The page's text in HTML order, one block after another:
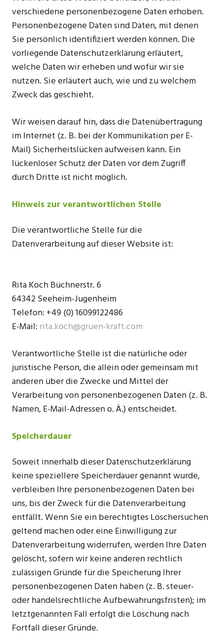
verschiedene personenbezogene Daten erhoben.
Personenbezogene Daten sind Daten, mit denen
Sie persönlich identifiziert werden können. Die
vorliegende Datenschutzerklärung erläutert,
welche Daten wir erheben und wofür wir sie
nutzen. Sie erläutert auch, wie und zu welchem
Zweck das geschieht.
Wir weisen darauf hin, dass die Datenübertragung
im Internet (z. B. bei der Kommunikation per E-
Mail) Sicherheitslücken aufweisen kann. Ein
lückenloser Schutz der Daten vor dem Zugriff
durch Dritte ist nicht möglich.
Hinweis zur verantwortlichen Stelle
Die verantwortliche Stelle für die
Datenverarbeitung auf dieser Website ist:
Rita Koch Büchnerstr. 6
64342 Seeheim-Jugenheim
Telefon: +49 (0) 16099122486
E-Mail: rita.koch@gruen-kraft.com
Verantwortliche Stelle ist die natürliche oder
juristische Person, die allein oder gemeinsam mit
anderen über die Zwecke und Mittel der
Verarbeitung von personenbezogenen Daten (z. B.
Namen, E-Mail-Adressen o. Ä.) entscheidet.
Speicherdauer
Soweit innerhalb dieser Datenschutzerklärung
keine speziellere Speicherdauer genannt wurde,
verbleiben Ihre personenbezogenen Daten bei
uns, bis der Zweck für die Datenverarbeitung
entfällt. Wenn Sie ein berechtigtes Löschersuchen
geltend machen oder eine Einwilligung zur
Datenverarbeitung widerrufen, werden Ihre Daten
gelöscht, sofern wir keine anderen rechtlich
zulässigen Gründe für die Speicherung Ihrer
personenbezogenen Daten haben (z. B. steuer-
oder handelsrechtliche Aufbewahrungsfristen); im
letztgenannten Fall erfolgt die Löschung nach
Fortfall dieser Gründe.